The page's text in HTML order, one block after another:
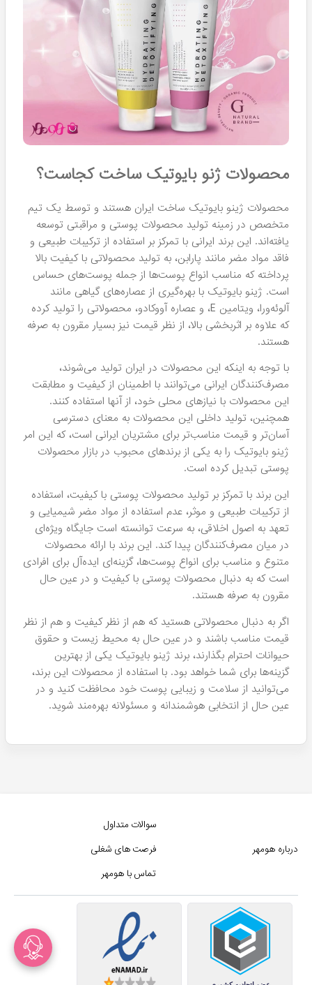
محصولات ژنو بایوتیک ساخت کجاست؟
محصولات ژینو بایوتیک ساخت ایران هستند و توسط یک تیم
متخصص در زمینه تولید محصولات پوستی و مراقبتی توسعه
یافته‌اند. این برند ایرانی با تمرکز بر استفاده از ترکیبات طبیعی و
فاقد مواد مضر مانند پارابن، به تولید محصولاتی با کیفیت بالا
پرداخته که مناسب انواع پوست‌ها از جمله پوست‌های حساس
است. ژینو بایوتیک با بهره‌گیری از عصاره‌های گیاهی مانند
آلوئه‌ورا، ویتامین E، و عصاره آووکادو، محصولاتی را تولید کرده
که علاوه بر اثربخشی بالا، از نظر قیمت نیز بسیار مقرون به صرفه
هستند.
با توجه به اینکه این محصولات در ایران تولید می‌شوند،
مصرف‌کنندگان ایرانی می‌توانند با اطمینان از کیفیت و مطابقت
این محصولات با نیازهای محلی خود، از آنها استفاده کنند.
همچنین، تولید داخلی این محصولات به معنای دسترسی
آسان‌تر و قیمت مناسب‌تر برای مشتریان ایرانی است، که این امر
ژینو بایوتیک را به یکی از برندهای محبوب در بازار محصولات
پوستی تبدیل کرده است.
این برند با تمرکز بر تولید محصولات پوستی با کیفیت، استفاده
از ترکیبات طبیعی و موثر، عدم استفاده از مواد مضر شیمیایی و
تعهد به اصول اخلاقی، به سرعت توانسته است جایگاه ویژه‌ای
در میان مصرف‌کنندگان پیدا کند. این برند با ارائه محصولات
متنوع و مناسب برای انواع پوست‌ها، گزینه‌ای ایده‌آل برای افرادی
است که به دنبال محصولات پوستی با کیفیت و در عین حال
مقرون به صرفه هستند.
اگر به دنبال محصولاتی هستید که هم از نظر کیفیت و هم از نظر
قیمت مناسب باشند و در عین حال به محیط زیست و حقوق
حیوانات احترام بگذارند، برند ژینو بایوتیک یکی از بهترین
گزینه‌ها برای شما خواهد بود. با استفاده از محصولات این برند،
می‌توانید از سلامت و زیبایی پوست خود محافظت کنید و در
عین حال از انتخابی هوشمندانه و مسئولانه بهره‌مند شوید.
درباره هومهر
سوالات متداول
فرصت های شغلی
تماس با هومهر